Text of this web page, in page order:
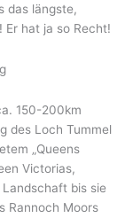
das längste,
Er hat ja so Recht!
150-200km
des Loch Tummel
„Queens
Victorias,
bis sie
Rannoch Moors